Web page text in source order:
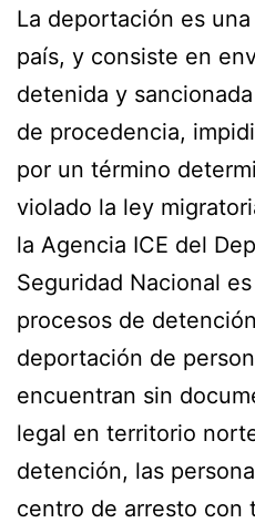
La deportación es
país, y consiste en
detenida y
de procedencia,
por un término
violado la ley
la Agencia ICE del
Seguridad Nacional
procesos de
deportación de
encuentran sin
legal en territorio
detención, las
centro de arresto con